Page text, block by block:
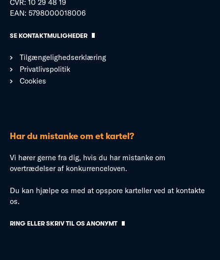
CVR: 10 29 48 19
EAN: 5798000018006
SE KONTAKTMULIGHEDER
Tilgængelighedserklæring
Privatlivspolitik
Cookies
Har du mistanke om et kartel?
Vi hører gerne fra dig, hvis du har mistanke om
overtrædelser af konkurrenceloven.
Du kan hjælpe os med at opspore karteller ved at kontakte
os.
RING ELLER SKRIV TIL OS ANONYMT